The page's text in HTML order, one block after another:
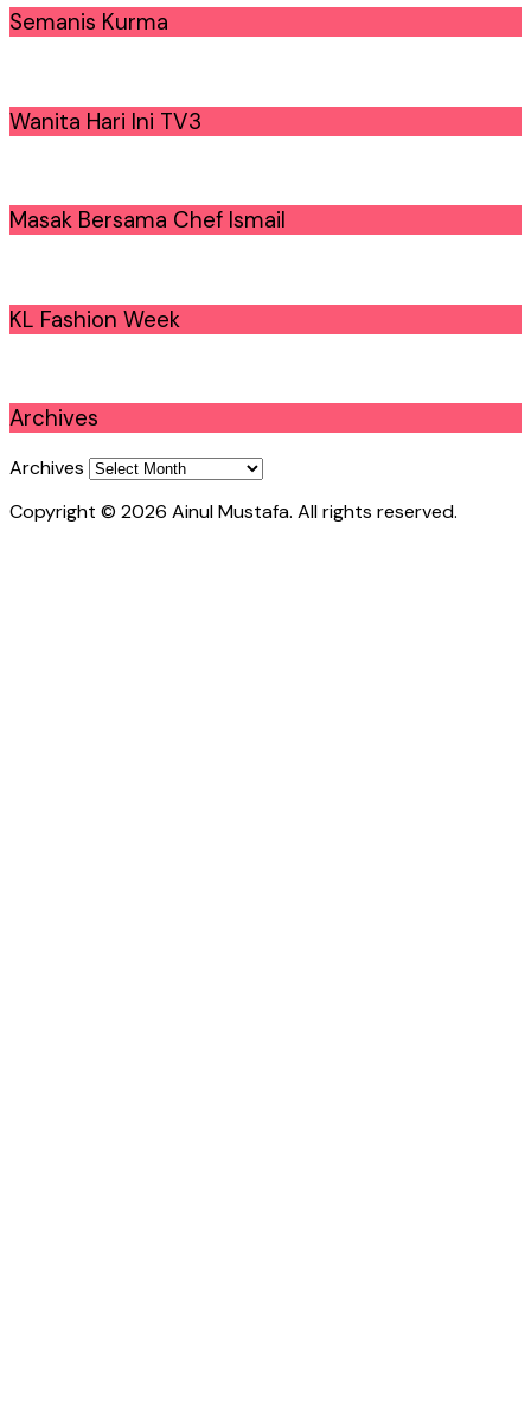
Semanis Kurma
Wanita Hari Ini TV3
Masak Bersama Chef Ismail
KL Fashion Week
Archives
Archives
Copyright © 2026 Ainul Mustafa. All rights reserved.